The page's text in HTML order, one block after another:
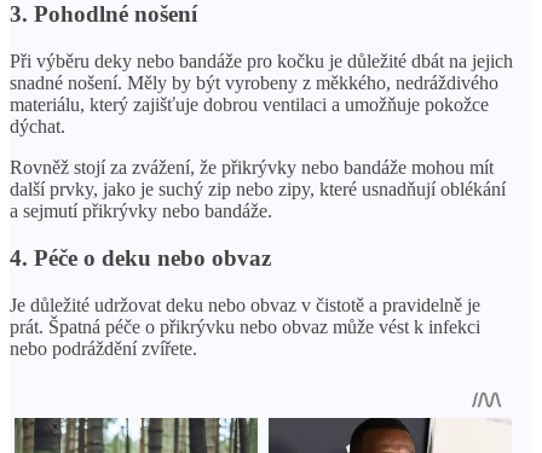
3. Pohodlné nošení
Při výběru deky nebo bandáže pro kočku je důležité dbát na jejich
snadné nošení. Měly by být vyrobeny z měkkého, nedráždivého
materiálu, který zajišťuje dobrou ventilaci a umožňuje pokožce
dýchat.
Rovněž stojí za zvážení, že přikrývky nebo bandáže mohou mít
další prvky, jako je suchý zip nebo zipy, které usnadňují oblékání
a sejmutí přikrývky nebo bandáže.
4. Péče o deku nebo obvaz
Je důležité udržovat deku nebo obvaz v čistotě a pravidelně je
prát. Špatná péče o přikrývku nebo obvaz může vést k infekci
nebo podráždění zvířete.